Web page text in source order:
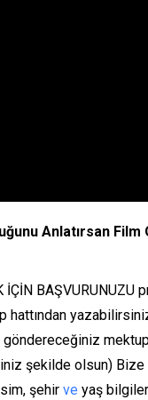
Anlatırsan Film
İÇİN
hattından
göndereceğiniz
şekilde olsun)
şehir ve yaş